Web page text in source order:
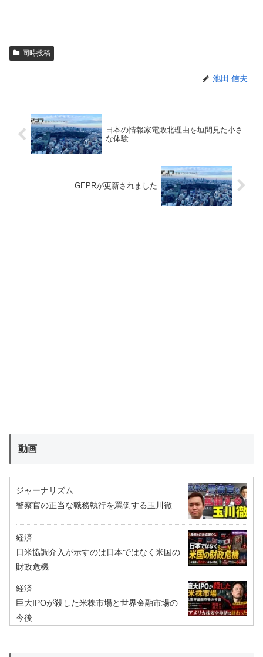
同時投稿
池田 信夫
日本の情報家電敗北理由を垣間見た小さ
な体験
GEPRが更新されました
動画
ジャーナリズム
警察官の正当な職務執行を罵倒する玉川徹
経済
日米協調介入が示すのは日本ではなく米国の
財政危機
経済
巨大IPOが殺した米株市場と世界金融市場の
今後